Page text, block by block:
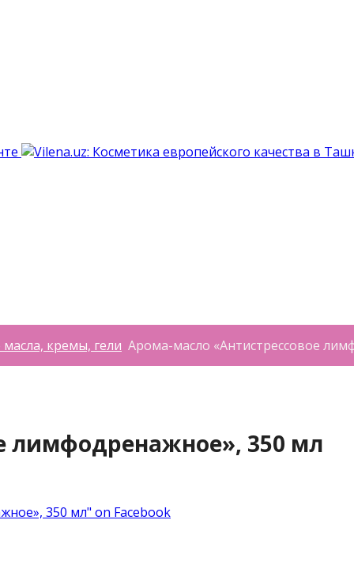
кремы, гели Арома-масло «Антистрессовое
лимфодренажное», 350 мл
350 мл" on Facebook